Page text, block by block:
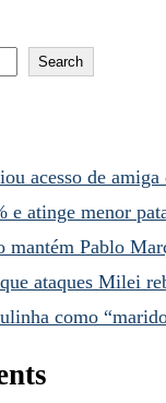
Search
acesso de
e atinge menor
mantém Pablo
ataques Milei
como